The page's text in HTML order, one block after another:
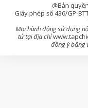
@Bản
Giấy phép số 436/GP-
Mọi hành động sử dụng
tử tại địa chỉ
đồng ý bằng